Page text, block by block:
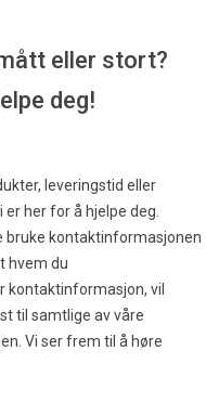
eller stort?
deg!
leveringstid eller
her for å hjelpe deg.
bruke kontaktinformasjonen
hvem du
kontaktinformasjon, vil
til samtlige av våre
Vi ser frem til å høre